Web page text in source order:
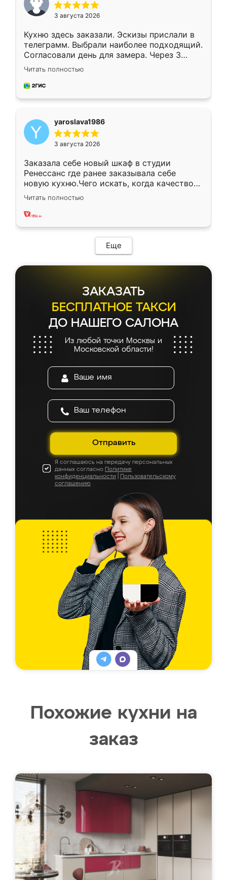
3 августа 2026
Кухню здесь заказали. Эскизы прислали в
телеграмм. Выбрали наиболее подходящий.
Согласовали день для замера. Через 3
недели кухня была уже готова. Остались
довольны работой. Спасибо Ренессанс
мебель за качественную работу!
Читать полностью
yaroslava1986
3 августа 2026
Заказала себе новый шкаф в студии
Ренессанс где ранее заказывала себе
новую кухню.Чего искать, когда качеством
вполне довольна. Служит кухня уже почти
два года, нареканий нет.
Читать полностью
Еще
ЗАКАЗАТЬ
БЕСПЛАТНОЕ ТАКСИ
ДО НАШЕГО САЛОНА
Из любой точки Москвы и
Московской области!
Отправить
Я соглашаюсь на передачу персональных
данных согласно Политике
конфиденциальности
Пользовательскому
соглашению
Похожие кухни на
заказ